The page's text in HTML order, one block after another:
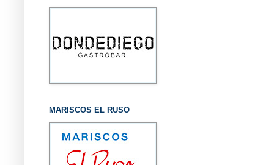
MARISCOS EL RUSO